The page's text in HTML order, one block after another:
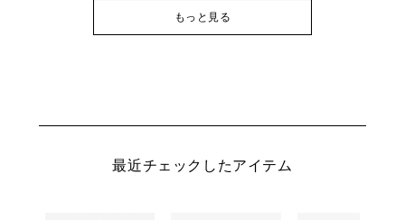
もっと見る
最近チェックしたアイテム